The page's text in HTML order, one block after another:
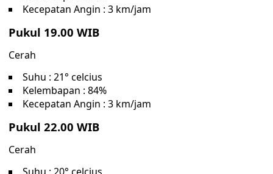
Kecepatan Angin : 3 km/jam
Pukul 19.00 WIB
Cerah
Suhu : 21° celcius
Kelembapan : 84%
Kecepatan Angin : 3 km/jam
Pukul 22.00 WIB
Cerah